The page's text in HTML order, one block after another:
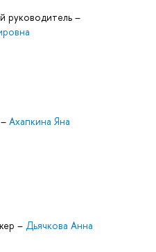
руководитель –
– Ахапкина Яна
– Дьячкова Анна